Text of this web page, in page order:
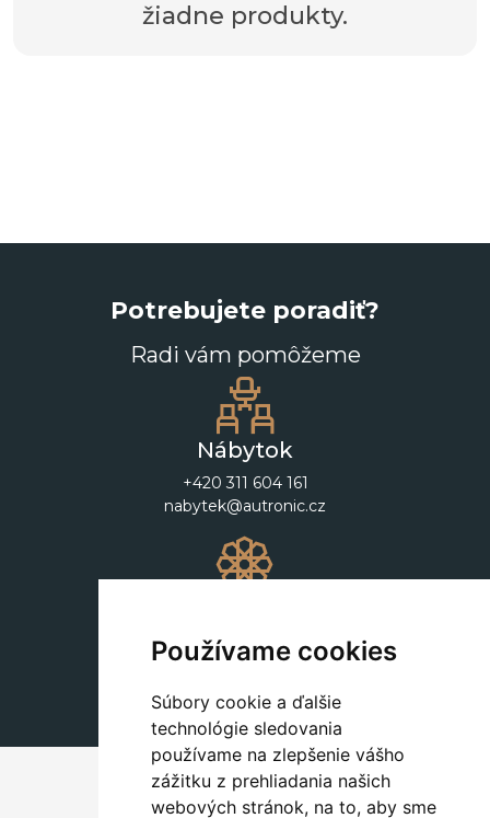
Používame cookies
Súbory cookie a ďalšie
technológie sledovania
používame na zlepšenie vášho
zážitku z prehliadania našich
webových stránok, na to, aby sme
žiadne produkty.
Potrebujete poradiť?
Radi vám pomôžeme
Nábytok
+420 311 604 161
nabytek@autronic.cz
+420 311 604 182
dekorace@autronic.cz